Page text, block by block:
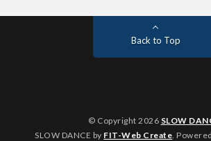
Back to Top
© Copyright 2026 SLOW
SLOW DANCE by FIT-Web Create .